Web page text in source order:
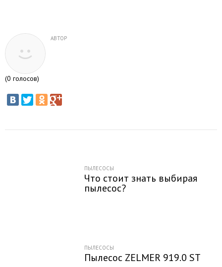
АВТОР
(0 голосов)
ПЫЛЕСОСЫ
Что стоит знать выбирая
пылесос?
ПЫЛЕСОСЫ
Пылесос ZELMER 919.0 ST